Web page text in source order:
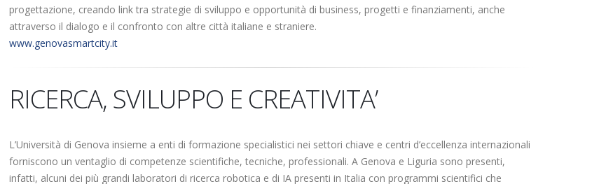
progettazione, creando link tra strategie di sviluppo e opportunità di business, progetti e finanziamenti, anche
attraverso il dialogo e il confronto con altre città italiane e straniere.
www.genovasmartcity.it
RICERCA, SVILUPPO E CREATIVITA’
L’Università di Genova insieme a enti di formazione specialistici nei settori chiave e centri d’eccellenza internazionali
forniscono un ventaglio di competenze scientifiche, tecniche, professionali. A Genova e Liguria sono presenti,
infatti, alcuni dei più grandi laboratori di ricerca robotica e di IA presenti in Italia con programmi scientifici che